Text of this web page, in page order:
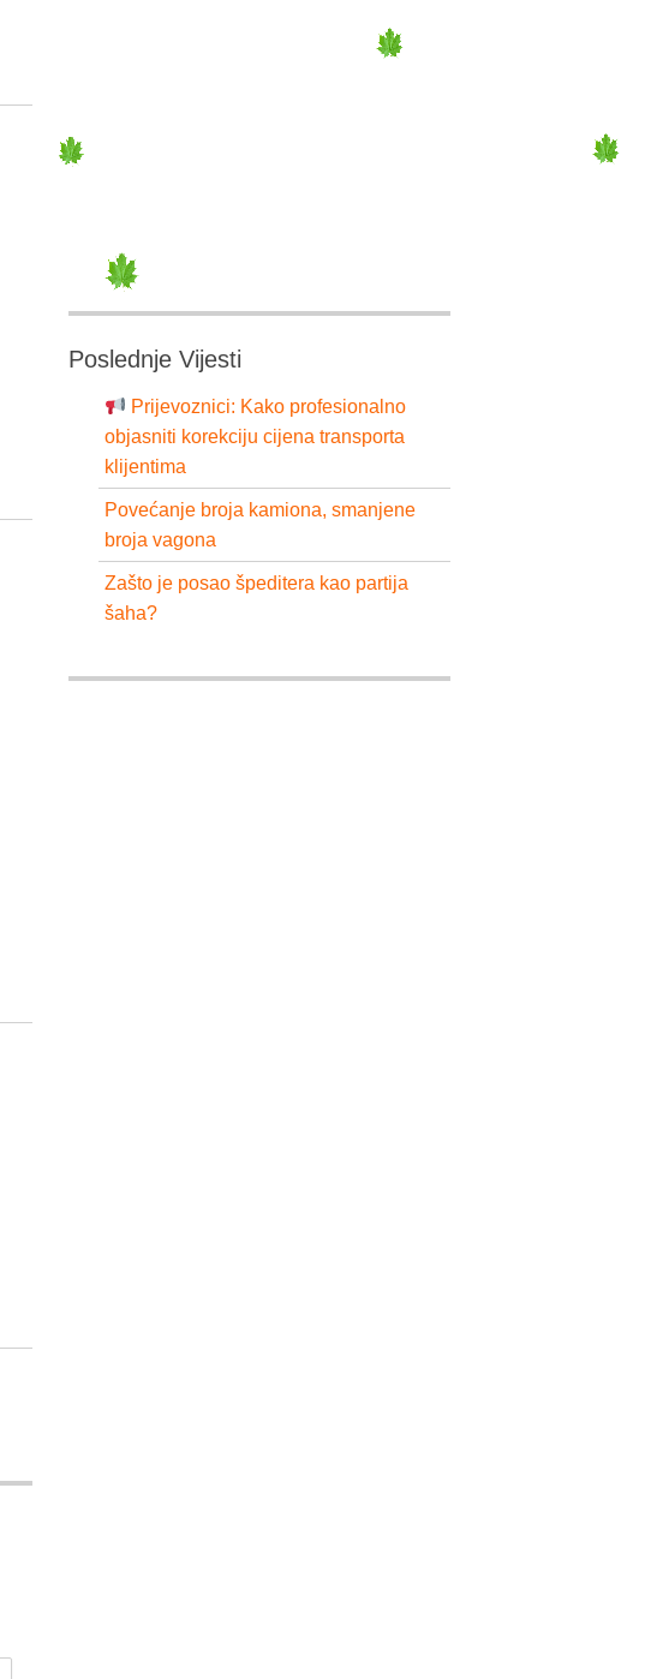
Poslednje Vijesti
Prijevoznici: Kako profesionalno
objasniti korekciju cijena transporta
klijentima
Povećanje broja kamiona, smanjene
broja vagona
Zašto je posao špeditera kao partija
šaha?